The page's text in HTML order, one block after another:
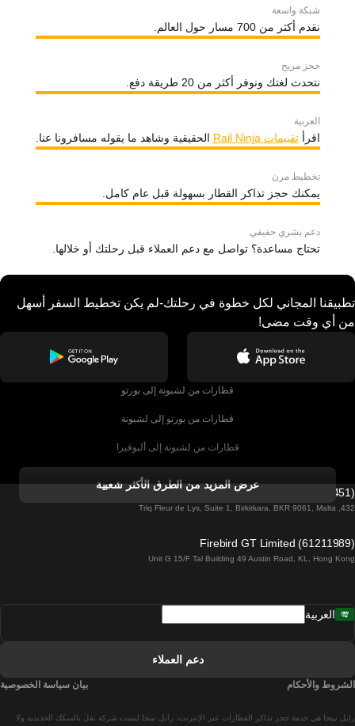
شبكة واسعة
نقدم أكثر من 700 مسار حول العالم.
حجز مريح
نتحدث لغتك ونوفر أكثر من 20 طريقة دفع.
العربية
اقرأتقييمات Rail Ninja الحقيقية وشاهد ما يقوله مسافرونا عنا.
تخطيط مرن
يمكنك حجز تذاكر القطار بسهولة قبل عام كامل.
دعم بشري حقيقي
تحتاج مساعدة؟ تواصل مع دعم العملاء قبل رحلتك أو خلالها.
تطبيقنا المجاني لكل خطوة في رحلتك-لم يكن تخطيط السفر أسهل
من أي وقت مضى!
قطارات من لشبونة إلى بورتو
قطارات من بورتو إلى لشبونة
قطارات من لشبونة إلى ألبوفيرا
قطارات من ألبوفيرا إلى لشبونة
قطارات من لشبونة إلى لاغوس
قطارات من لشبونة إلى مدريد
عرض المزيد من الطرق الأكثر شعبية
Firebird GT Limited (OC 1451)
432, Triq Fleur de Lys, Suite 1, Birkirkara, BKR 9061, Malta
Firebird GT Limited (61211989)
Unit G 15/F Tal Building 49 Austin Road, KL, Hong Kong
رايل نينجا هي خدمة حجز تذاكر القطارات عبر الإنترنت. رايل نينجا ليست شركة نقل بالسكك الحديدية ولا
العربية
دعم العملاء
الشروط والأحكام بيان سياسة الخصوصية